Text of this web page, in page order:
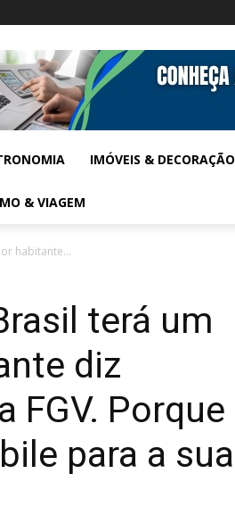
IMÓVEIS & DECORAÇÃO
& VIAGEM
habitante...
terá um
diz
FGV. Porque
para a sua